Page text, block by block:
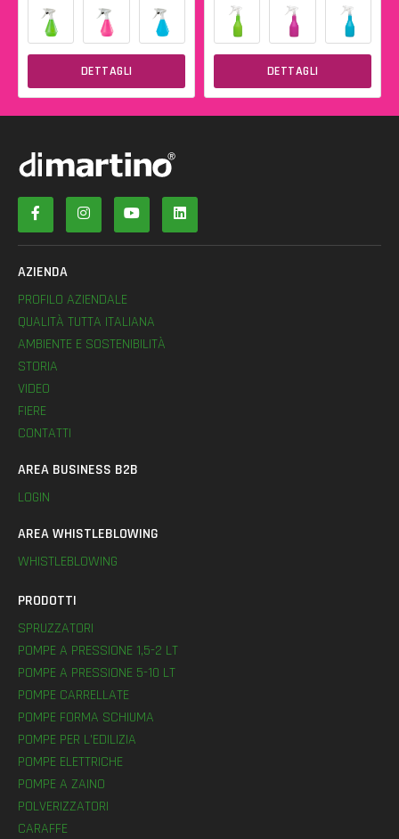
DETTAGLI DETTAGLI
AZIENDA
PROFILO AZIENDALE
QUALITÀ TUTTA ITALIANA
AMBIENTE E SOSTENIBILITÀ
STORIA
VIDEO
FIERE
CONTATTI
AREA BUSINESS B2B
LOGIN
AREA WHISTLEBLOWING
WHISTLEBLOWING
PRODOTTI
SPRUZZATORI
POMPE A PRESSIONE 1,5-2 LT
POMPE A PRESSIONE 5-10 LT
POMPE CARRELLATE
POMPE FORMA SCHIUMA
POMPE PER L’EDILIZIA
POMPE ELETTRICHE
POMPE A ZAINO
POLVERIZZATORI
CARAFFE